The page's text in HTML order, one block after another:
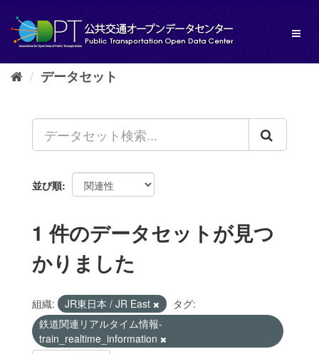
し
データセット
並び順
1 件のデータセットが見つ
かりました
組織: JR東日本 / JR East
タグ:
鉄道関連リアルタイム情報-
train_realtime_information